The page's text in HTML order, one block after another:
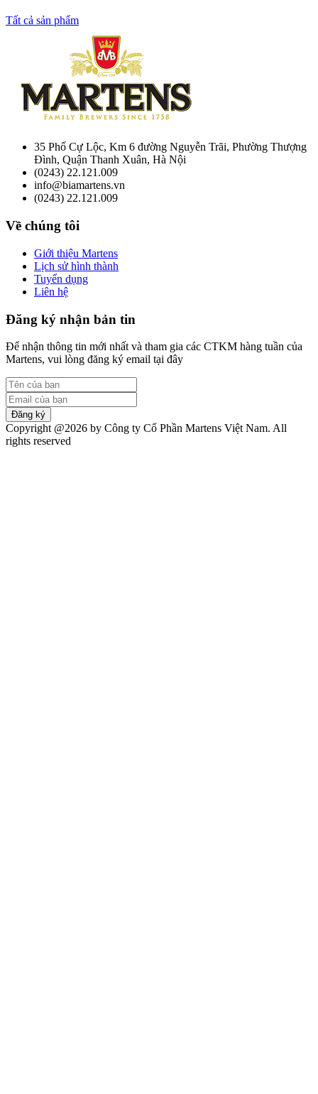
Tất cả sản phẩm
35 Phố Cự Lộc, Km 6 đường Nguyễn Trãi, Phường Thượng
Đình, Quận Thanh Xuân, Hà Nội
(0243) 22.121.009
info@biamartens.vn
(0243) 22.121.009
Về chúng tôi
Giới thiệu Martens
Lịch sử hình thành
Tuyển dụng
Liên hệ
Đăng ký nhận bản tin
Để nhận thông tin mới nhất và tham gia các CTKM hàng tuần của
Martens, vui lòng đăng ký email tại đây
Đăng ký
Copyright @2026 by Công ty Cổ Phần Martens Việt Nam. All
rights reserved